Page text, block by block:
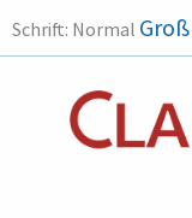
Schrift: Normal Groß